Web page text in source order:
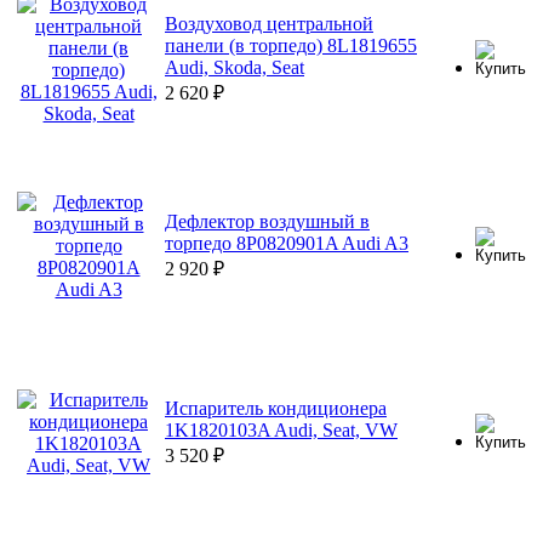
Воздуховод центральной
панели (в торпедо) 8L1819655
Audi, Skoda, Seat
2 620 ₽
Дефлектор воздушный в
торпедо 8P0820901A Audi A3
2 920 ₽
Испаритель кондиционера
1K1820103A Audi, Seat, VW
3 520 ₽